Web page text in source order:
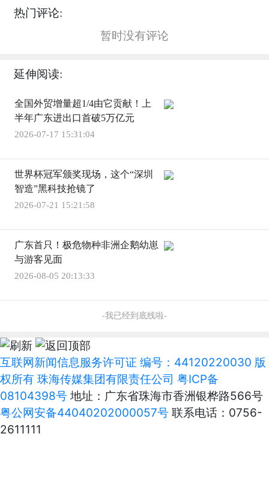
热门评论:
暂时没有评论
延伸阅读:
全国外贸增量超1/4由它贡献！上
半年广东进出口首破5万亿元
2026-07-17 15:31:04
世界杯冠军颁奖现场，这个“深圳
智造”黑科技抢镜了
2026-07-21 15:21:58
广东首只！极危物种非洲企鹅幼崽
与游客见面
2026-08-05 20:13:33
-我已经到底线啦-
互联网新闻信息服务许可证 编号：44120220030 版
权所有 珠海传媒集团有限责任公司 粤ICP备
08104398号 地址：广东省珠海市香洲银桦路566号
粤公网安备44040202000057号 联系电话：0756-
2611111